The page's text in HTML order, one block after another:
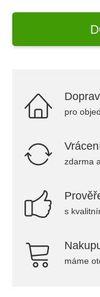
pro
zdarma
s
máme